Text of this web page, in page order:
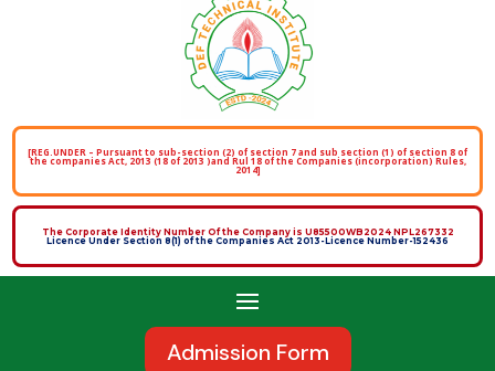
[REG.UNDER – Pursuant to sub-section (2) of section 7 and sub section (1) of section 8 of
the companies Act, 2013 (18 of 2013 )and Rul 18 of the Companies (incorporation) Rules,
2014]
The Corporate Identity Number Of the Company is U85500WB2024 NPL267332
Licence Under Section 8(1) of the Companies Act 2013-Licence Number-152436
Admission Form